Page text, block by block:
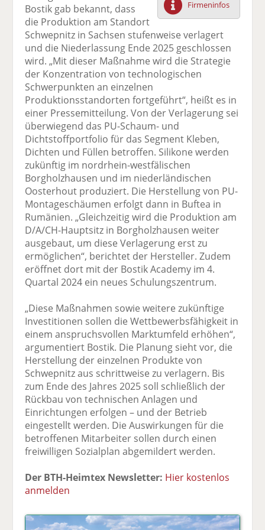
F
ac
e
b
o
o
te
il
n
tt
er
n
Li
n
k
e
di
il
e
E
m
ai
l
v
n
d
n
ck
e
Firmeninfos
Bostik gab bekannt, dass
die Produktion am Standort
Schwepnitz in Sachsen stufenweise verlagert
und die Niederlassung Ende 2025 geschlossen
wird. „Mit dieser Maßnahme wird die Strategie
der Konzentration von technologischen
Schwerpunkten an einzelnen
Produktionsstandorten fortgeführt“, heißt es in
einer Pressemitteilung. Von der Verlagerung sei
überwiegend das PU-Schaum- und
Dichtstoffportfolio für das Segment Kleben,
Dichten und Füllen betroffen. Silikone werden
zukünftig im nordrhein-westfälischen
Borgholzhausen und im niederländischen
Oosterhout produziert. Die Herstellung von PU-
Montageschäumen erfolgt dann in Buftea in
Rumänien. „Gleichzeitig wird die Produktion am
D/A/CH-Hauptsitz in Borgholzhausen weiter
ausgebaut, um diese Verlagerung erst zu
ermöglichen“, berichtet der Hersteller. Zudem
eröffnet dort mit der Bostik Academy im 4.
Quartal 2024 ein neues Schulungszentrum.
„Diese Maßnahmen sowie weitere zukünftige
Investitionen sollen die Wettbewerbsfähigkeit in
einem anspruchsvollen Marktumfeld erhöhen“,
argumentiert Bostik. Die Planung sieht vor, die
Herstellung der einzelnen Produkte von
Schwepnitz aus schrittweise zu verlagern. Bis
zum Ende des Jahres 2025 soll schließlich der
Rückbau von technischen Anlagen und
Einrichtungen erfolgen – und der Betrieb
eingestellt werden. Die Auswirkungen für die
betroffenen Mitarbeiter sollen durch einen
freiwilligen Sozialplan abgemildert werden.
Der BTH-Heimtex Newsletter: Hier kostenlos
anmelden